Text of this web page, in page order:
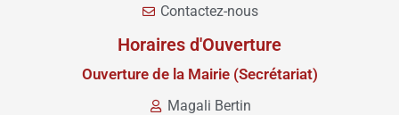
Contactez-nous
Horaires d'Ouverture
Ouverture de la Mairie (Secrétariat)
Magali Bertin